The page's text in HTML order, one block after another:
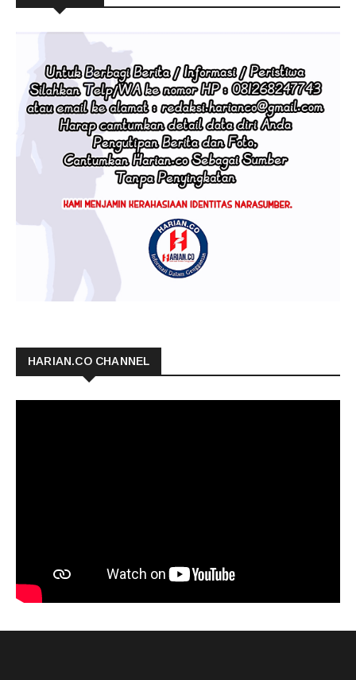
HARIAN.CO CHANNEL